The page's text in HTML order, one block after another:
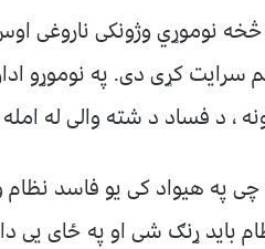
نوموړي وژونکی ناروغی
سرایت کړی دی. په نوموړو
، د فساد د شته والی له
چی په هیواد کی یو فاسد
باید ړنګ شی او په ځای